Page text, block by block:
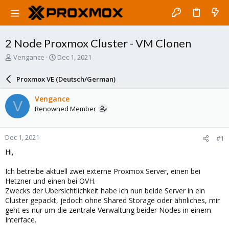
2 Node Proxmox Cluster - VM Clonen
T
a
d
s
t
a
r
e
Vengance
S
a
r
d
a
e
Dec 1, 2021
Proxmox VE (Deutsch/German)
V Vengance
Renowned Member
Dec 1, 2021 #1
Hi,
Ich betreibe aktuell zwei externe Proxmox Server, einen bei
Hetzner und einen bei OVH.
Zwecks der Übersichtlichkeit habe ich nun beide Server in ein
Cluster gepackt, jedoch ohne Shared Storage oder ähnliches, mir
geht es nur um die zentrale Verwaltung beider Nodes in einem
Interface.